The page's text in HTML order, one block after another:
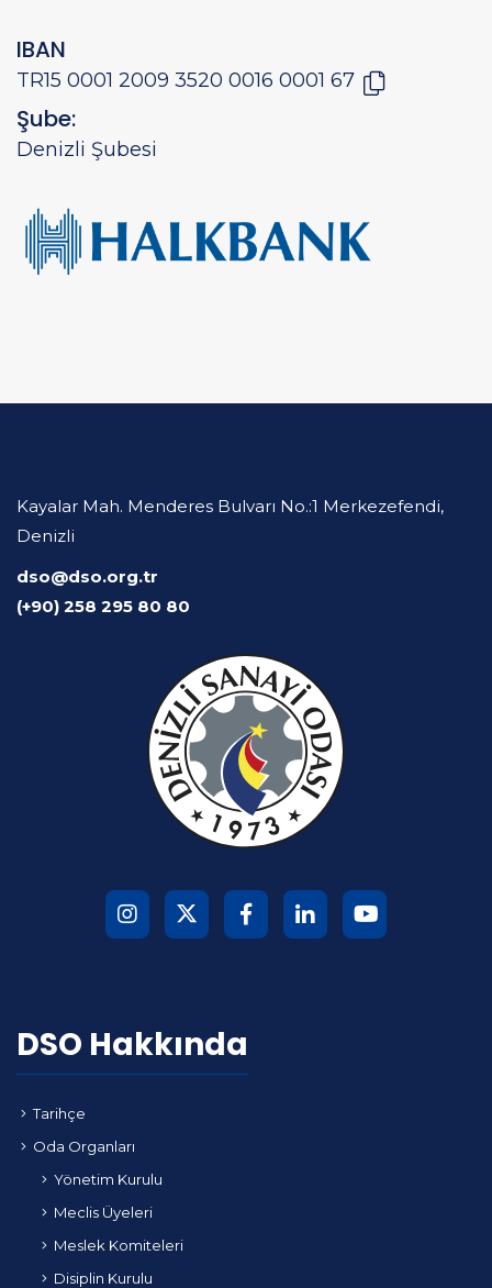
IBAN
TR15 0001 2009 3520 0016 0001 67
Şube:
Denizli Şubesi
Kayalar Mah. Menderes Bulvarı No.:1 Merkezefendi,
Denizli
dso@dso.org.tr
(+90) 258 295 80 80
DSO Hakkında
Tarihçe
Oda Organları
Yönetim Kurulu
Meclis Üyeleri
Meslek Komiteleri
Disiplin Kurulu